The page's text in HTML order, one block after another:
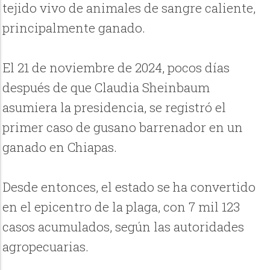
tejido vivo de animales de sangre caliente,
principalmente ganado.
El 21 de noviembre de 2024, pocos días
después de que Claudia Sheinbaum
asumiera la presidencia, se registró el
primer caso de gusano barrenador en un
ganado en Chiapas.
Desde entonces, el estado se ha convertido
en el epicentro de la plaga, con 7 mil 123
casos acumulados, según las autoridades
agropecuarias.